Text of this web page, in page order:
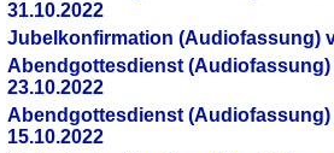
31.10.2022
Jubelkonfirmation (Audiofassung)
Abendgottesdienst (Audiofassung)
23.10.2022
Abendgottesdienst (Audiofassung)
15.10.2022